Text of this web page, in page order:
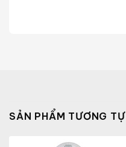
SẢN PHẨM TƯƠNG TỰ